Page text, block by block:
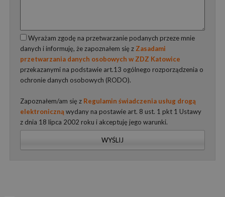
Wyrażam zgodę na przetwarzanie podanych przeze mnie
danych i informuję, że zapoznałem się z Zasadami
przetwarzania danych osobowych w ZDZ Katowice
przekazanymi na podstawie art.13 ogólnego rozporządzenia o
ochronie danych osobowych (RODO).
Zapoznałem/am się z Regulamin świadczenia usług drogą
elektroniczną wydany na postawie art. 8 ust. 1 pkt 1 Ustawy
z dnia 18 lipca 2002 roku i akceptuję jego warunki.
WYŚLIJ